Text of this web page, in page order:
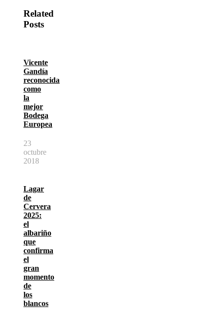
Related
Posts
Vicente
Gandía
reconocida
como
la
mejor
Bodega
Europea
23
octubre
2018
Lagar
de
Cervera
2025:
el
albariño
que
confirma
el
gran
momento
de
los
blancos